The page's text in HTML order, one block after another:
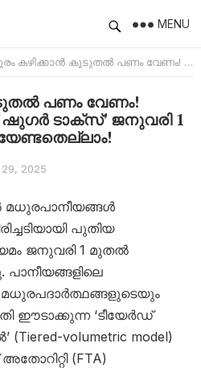
MENU
കൂടുതൽ പണം വേണം! യുഎഇയിൽ പുതിയ ‘ഷുഗർ ടാക്സ്’ ജനുവരി 1 മുതൽ; നിങ്ങൾ അറിയേണ്ടതെല്ലാം!
പണം വേണം!
ടാക്സ്’ ജനുവരി 1
2025
പുതിയ
ജനുവരി 1 മുതൽ
ഈടാക്കുന്ന ‘ടീയേർഡ്
volumetric model)
(FTA)